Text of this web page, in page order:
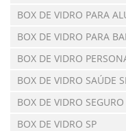
BOX DE VIDRO PARA
BOX DE VIDRO PARA
BOX DE VIDRO
BOX DE VIDRO SAÚDE
BOX DE VIDRO SEGURO
BOX DE VIDRO SP